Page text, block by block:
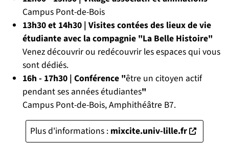
Campus Pont-de-Bois
13h30 et 14h30 | Visites contées des lieux de vie
étudiante avec la compagnie "La Belle Histoire"
Venez découvrir ou redécouvrir les espaces qui vous
sont dédiés.
16h - 17h30 | Conférence "être un citoyen actif
pendant ses années étudiantes"
Campus Pont-de-Bois, Amphithéâtre B7.
Plus d'informations : mixcite.univ-lille.fr(nouvelle